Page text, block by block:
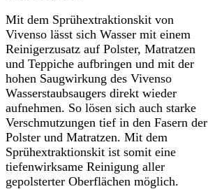
Mit dem Sprühextraktionskit von
Vivenso lässt sich Wasser mit einem
Reinigerzusatz auf Polster, Matratzen
und Teppiche aufbringen und mit der
hohen Saugwirkung des Vivenso
Wasserstaubsaugers direkt wieder
aufnehmen. So lösen sich auch starke
Verschmutzungen tief in den Fasern der
Polster und Matratzen. Mit dem
Sprühextraktionskit ist somit eine
tiefenwirksame Reinigung aller
gepolsterter Oberflächen möglich.